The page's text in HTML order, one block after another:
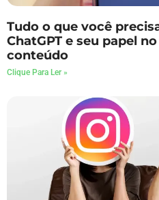
Tudo o que você
ChatGPT e seu papel
conteúdo
Clique Para Ler »